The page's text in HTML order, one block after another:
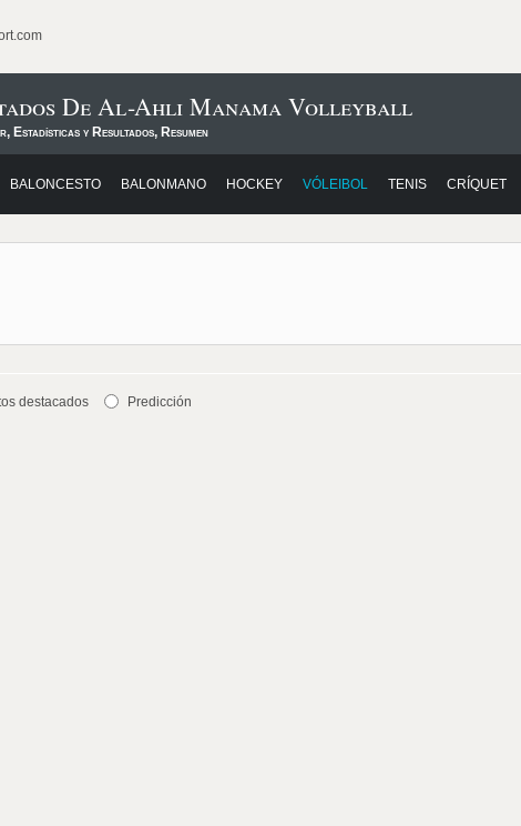
De Al-Ahli Manama Volleyball
Estadísticas y Resultados, Resumen
BALONCESTO BALONMANO HOCKEY VÓLEIBOL TENIS CRÍQUET
destacados Predicción